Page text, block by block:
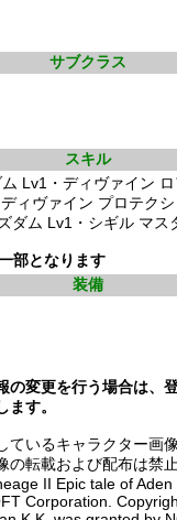
サブクラス
スキル
Lv1・ディヴァイン
ィヴァイン プロテク
ダム Lv1・シギル マス
部となります
装備
の変更を行う場合は、
す。
ているキャラクター画
の転載および配布は禁
II Epic tale of
Corporation.